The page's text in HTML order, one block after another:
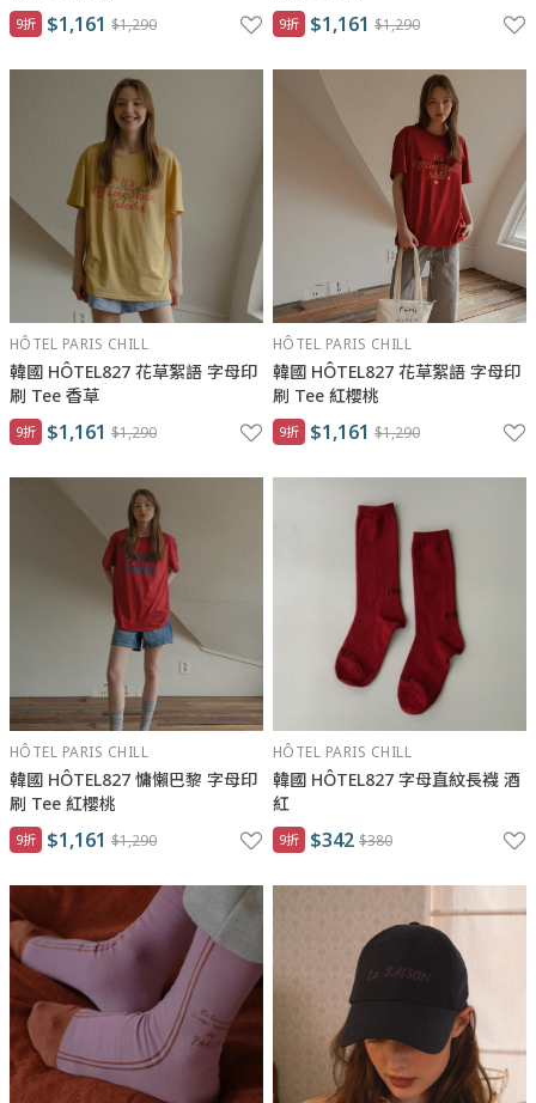
9折 $1,161 $1,290 9折 $1,161 $1,290
HÔTEL PARIS CHILL
韓國 HÔTEL827 花草絮語 字母印
刷 Tee 香草
9折 $1,161 $1,290
HÔTEL PARIS CHILL
韓國 HÔTEL827 花草絮語 字母印
刷 Tee 紅櫻桃
9折 $1,161 $1,290
HÔTEL PARIS CHILL
韓國 HÔTEL827 慵懶巴黎 字母印
刷 Tee 紅櫻桃
9折 $1,161 $1,290
HÔTEL PARIS CHILL
韓國 HÔTEL827 字母直紋長襪 酒
紅
9折 $342 $380